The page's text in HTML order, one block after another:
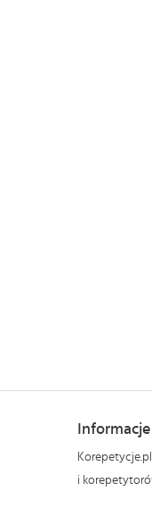
Informacje
i